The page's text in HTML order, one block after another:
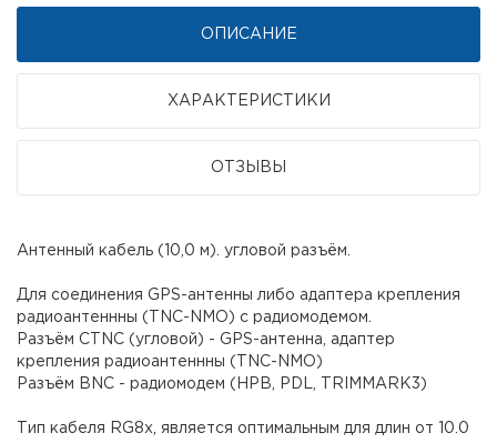
ОПИСАНИЕ
ХАРАКТЕРИСТИКИ
ОТЗЫВЫ
Антенный кабель (10,0 м). угловой разъём.
Для соединения GPS-антенны либо адаптера крепления
радиоантеннны (TNC-NMO) с радиомодемом.
Разъём CTNC (угловой) - GPS-антенна, адаптер
крепления радиоантеннны (TNC-NMO)
Разъём BNC - радиомодем (HPB, PDL, TRIMMARK3)
Тип кабеля RG8x, является оптимальным для длин от 10.0